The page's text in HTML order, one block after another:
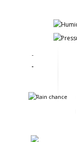
-
-
-
-
-